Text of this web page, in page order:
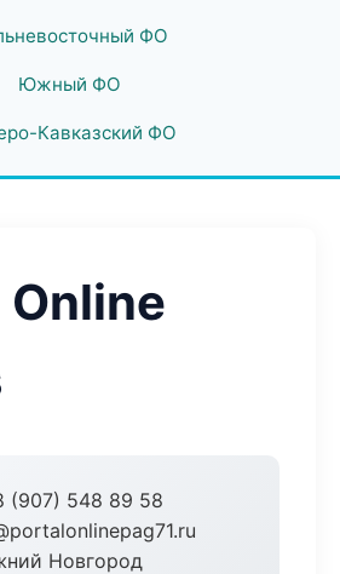
ФО
Южный ФО
Кавказский ФО
(907) 548 89 58
Новгород